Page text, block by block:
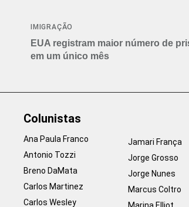
IMIGRAÇÃO
EUA registram maior número de
em um único mês
Colunistas
Ana Paula Franco
Antonio Tozzi
Breno DaMata
Carlos Martinez
Carlos Wesley
Jamari França
Jorge Grosso
Jorge Nunes
Marcus Coltro